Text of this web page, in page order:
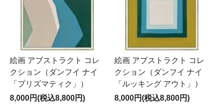
絵画 アブストラクト コレ
クション（ダンフイ ナイ
「プリズマティク」）
8,000円(税込8,800円)
絵画 アブストラクト コレ
クション（ダンフイ ナイ
「ルッキング アウト」）
8,000円(税込8,800円)